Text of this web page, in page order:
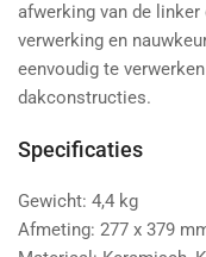
afwerking van de
verwerking en
eenvoudig te
dakconstructies.
Specificaties
Gewicht: 4,4 kg
Afmeting: 277 x 379